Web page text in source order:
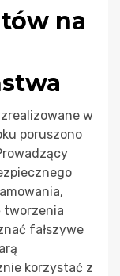
na
w
poruszono
tworzenia
fałszywe
korzystać z